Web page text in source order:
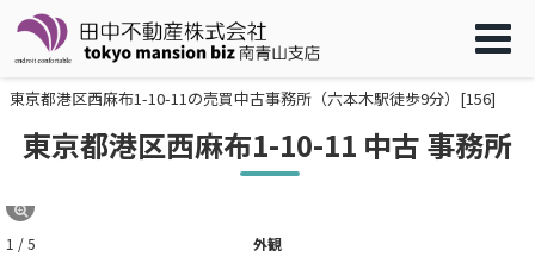
東京都港区西麻布1-10-11の売買中古事務所（六本木駅徒歩9分）[156]
東京都港区西麻布1-10-11 中古 事務所
外観
1 / 5